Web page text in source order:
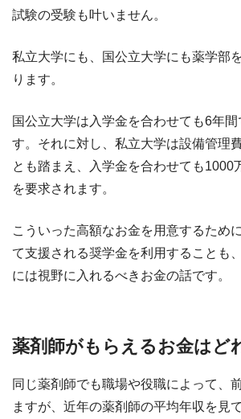
試験の受験も叶いません。
私立大学にも、国公立大学にも薬学部
ります。
国公立大学は入学金を合わせても6年
す。それに対し、私立大学は設備管理
とも踏まえ、入学金を合わせても1000
を要求されます。
こういった高額なお金を用意するため
て支援される奨学金を利用することも
には視野に入れるべきお金の話です。
薬剤師がもらえるお金はど
同じ薬剤師でも職場や役職によって、
ますが、近年の薬剤師の平均年収を見